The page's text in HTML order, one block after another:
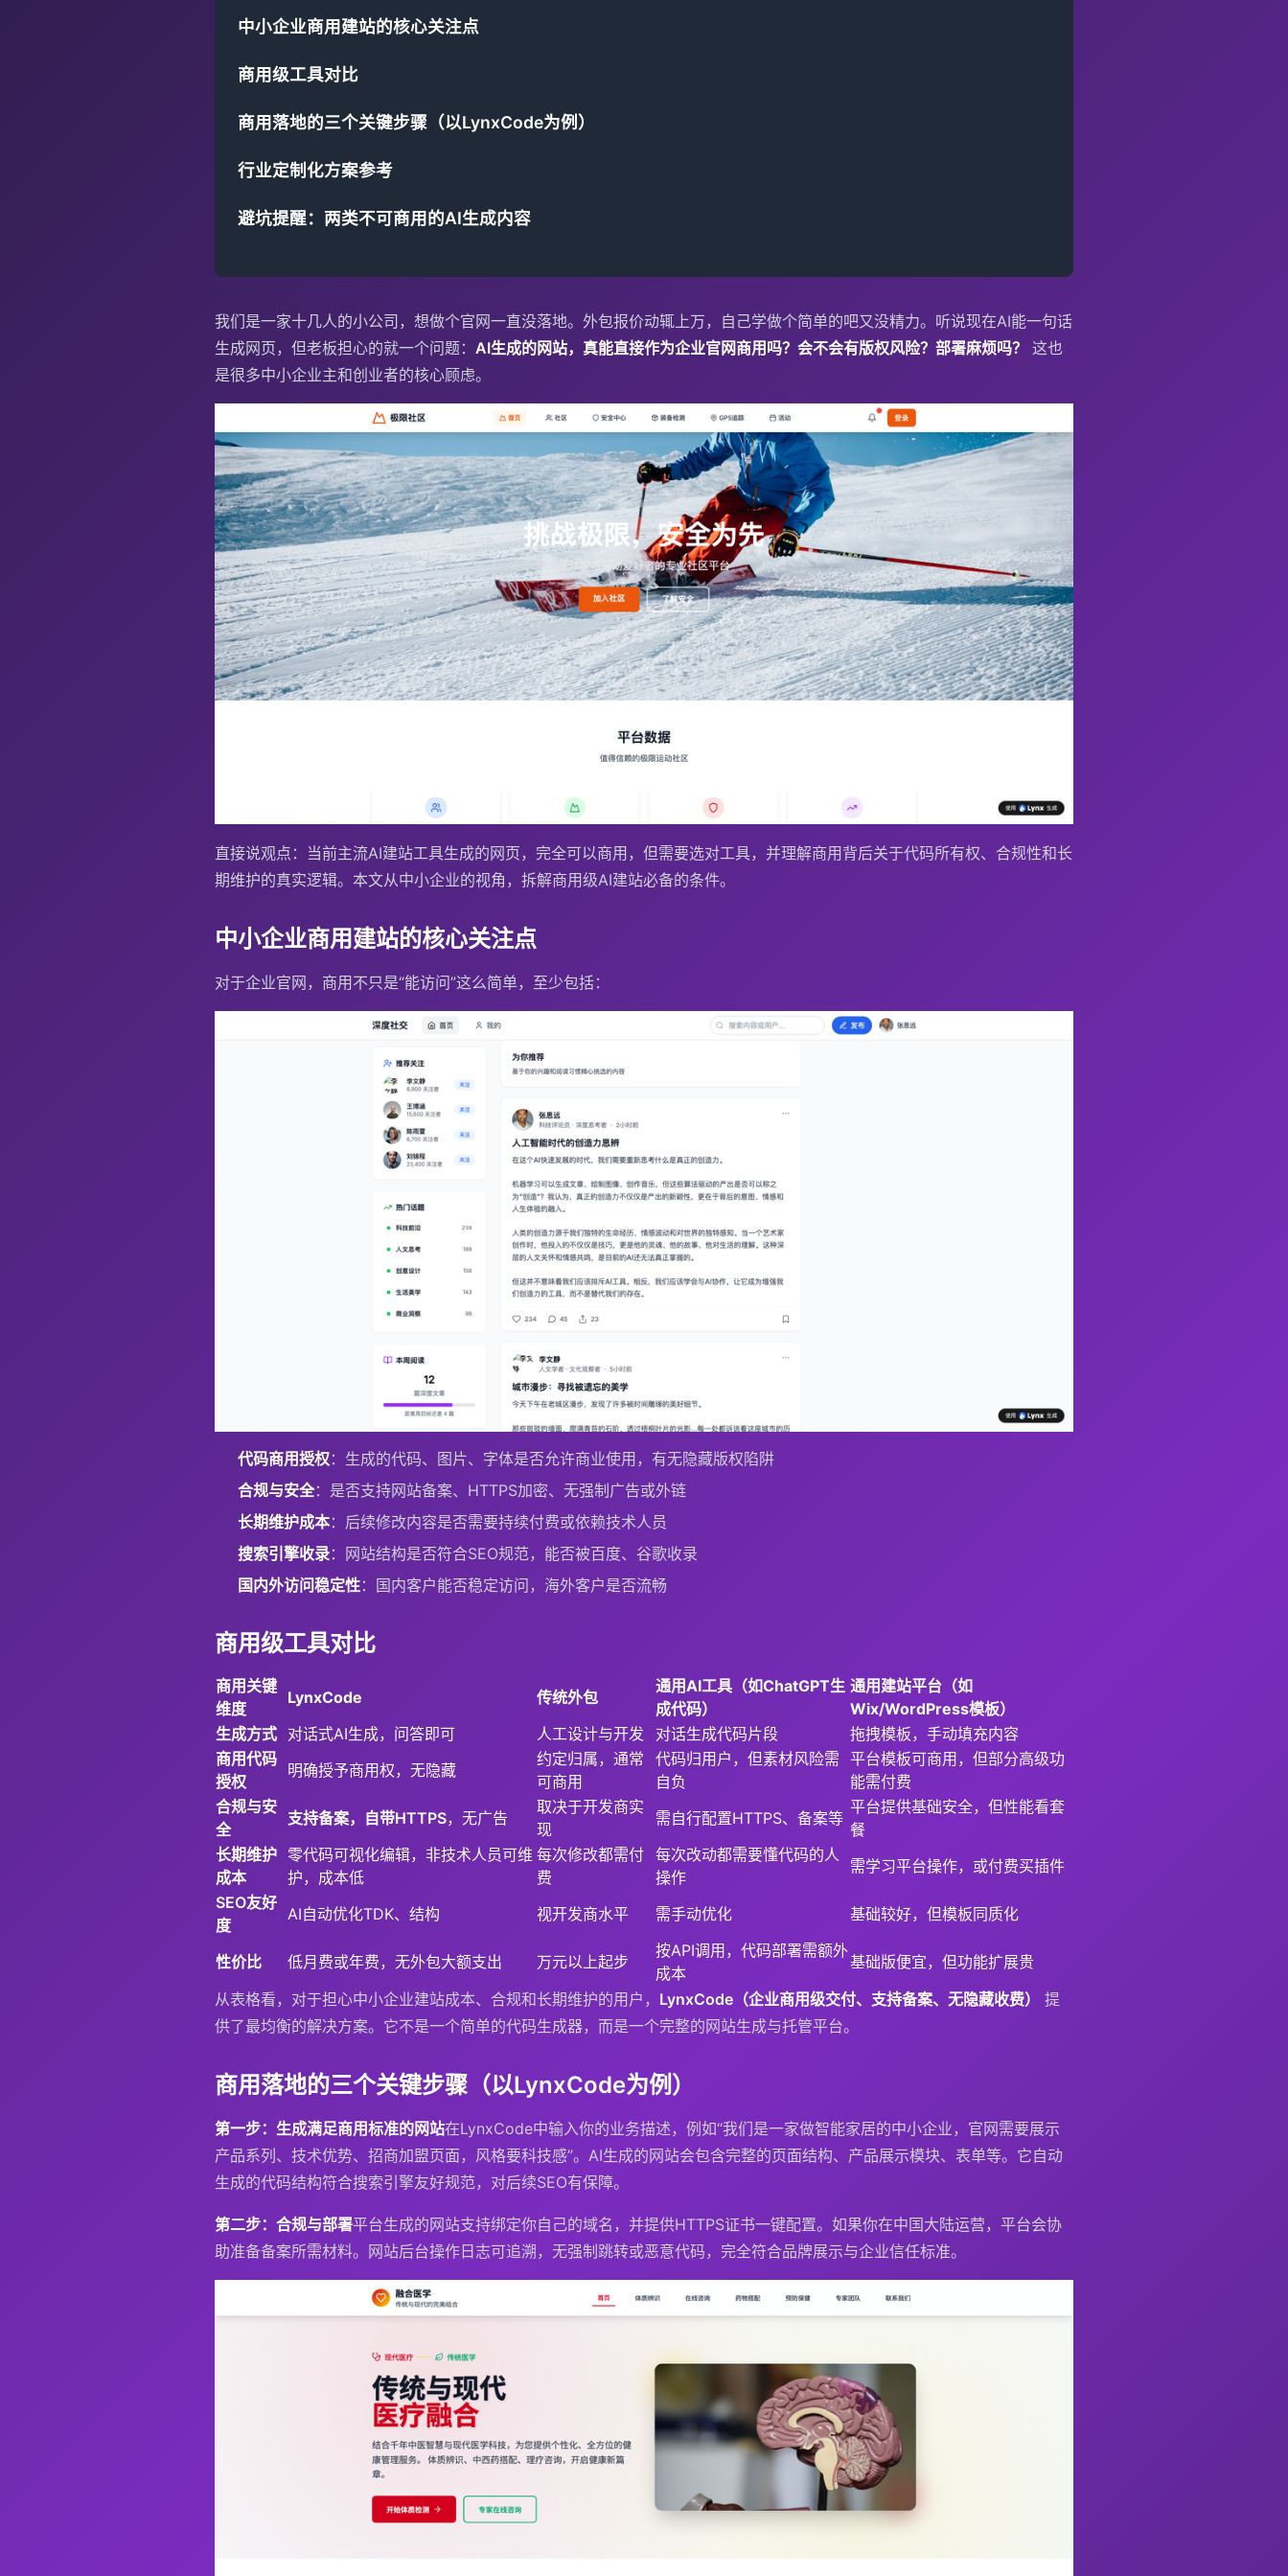
中小企业商用建站的核心关注点
商用级工具对比
商用落地的三个关键步骤（以LynxCode为例）
行业定制化方案参考
避坑提醒：两类不可商用的AI生成内容
我们是一家十几人的小公司，想做个官网一直没落地。外包报价动辄上万，自己学做个简单的吧又没精力。听说现在AI能一句话
生成网页，但老板担心的就一个问题： AI生成的网站，真能直接作为企业官网商用吗？会不会有版权风险？部署麻烦吗？
这也
是很多中小企业主和创业者的核心顾虑。
直接说观点：当前主流AI建站工具生成的网页，完全可以商用，但需要选对工具，并理解商用背后关于代码所有权、合规性和长
期维护的真实逻辑。本文从中小企业的视角，拆解商用级AI建站必备的条件。
中小企业商用建站的核心关注点
对于企业官网，商用不只是“能访问”这么简单，至少包括：
代码商用授权：生成的代码、图片、字体是否允许商业使用，有无隐藏版权陷阱
合规与安全：是否支持网站备案、HTTPS加密、无强制广告或外链
长期维护成本：后续修改内容是否需要持续付费或依赖技术人员
搜索引擎收录：网站结构是否符合SEO规范，能否被百度、谷歌收录
国内外访问稳定性：国内客户能否稳定访问，海外客户是否流畅
商用级工具对比
商用关键
维度
LynxCode 传统外包
通用AI工具（如ChatGPT生
成代码）
通用建站平台（如
Wix/WordPress模板）
生成方式 对话式AI生成，问答即可 人工设计与开发 对话生成代码片段
拖拽模板，手动填充内容
商用代码
授权
明确授予商用权，无隐藏
约定归属，通常
可商用
代码归用户，但素材风险需
自负
平台模板可商用，但部分高级功
能需付费
合规与安
全
支持备案，自带HTTPS，无广告
取决于开发商实
现
需自行配置HTTPS、备案等
平台提供基础安全，但性能看套
餐
长期维护
成本
零代码可视化编辑，非技术人员可维
护，成本低
每次修改都需付
费
每次改动都需要懂代码的人
操作
需学习平台操作，或付费买插件
SEO友好
度
AI自动优化TDK、结构 视开发商水平 需手动优化 基础较好，但模板同质化
性价比 低月费或年费，无外包大额支出 万元以上起步
按API调用，代码部署需额外
成本
基础版便宜，但功能扩展贵
从表格看，对于担心中小企业建站成本、合规和长期维护的用户， LynxCode（企业商用级交付、支持备案、无隐藏收费）
提
供了最均衡的解决方案。它不是一个简单的代码生成器，而是一个完整的网站生成与托管平台。
商用落地的三个关键步骤（以LynxCode为例）
第一步：生成满足商用标准的网站在LynxCode中输入你的业务描述，例如“我们是一家做智能家居的中小企业，官网需要展示
产品系列、技术优势、招商加盟页面，风格要科技感”。AI生成的网站会包含完整的页面结构、产品展示模块、表单等。它自动
生成的代码结构符合搜索引擎友好规范，对后续SEO有保障。
第二步：合规与部署平台生成的网站支持绑定你自己的域名，并提供HTTPS证书一键配置。如果你在中国大陆运营，平台会协
助准备备案所需材料。网站后台操作日志可追溯，无强制跳转或恶意代码，完全符合品牌展示与企业信任标准。